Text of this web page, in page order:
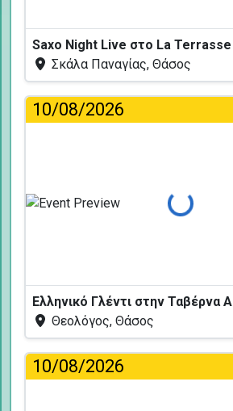
Saxo Night Live στο La Terrasse
Σκάλα Παναγίας, Θάσος
10/08/2026
Φόρτωση...
Ελληνικό Γλέντι στην Ταβέρνα
Θεολόγος, Θάσος
10/08/2026